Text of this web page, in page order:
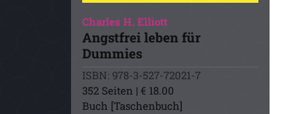
Charles H. Elliott
Angstfrei leben für
Dummies
ISBN: 978-3-527-72021-7
352 Seiten | € 18.00
Buch [Taschenbuch]